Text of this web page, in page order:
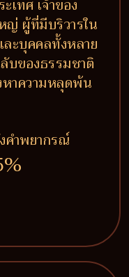
เทศ เจ้าของ
ญ่ ผู้ที่มีบริวารใน
ะบุคคลทั้งหลาย
บของธรรมชาติ
าความหลุดพ้น
คำพยากรณ์